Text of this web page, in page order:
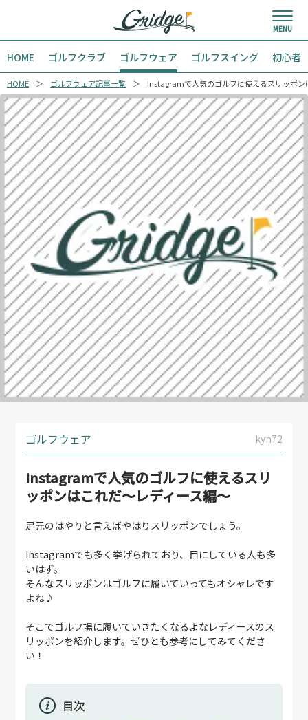
HOME ゴルフクラブ ゴルフウェア ゴルフスイング 初心者
HOME ゴルフウェア記事一覧 Instagramで人気のゴルフに使えるスリッポン
ゴルフウェア kyn72
Instagramで人気のゴルフに使えるスリ
ッポンはこれだ～レディース編～
足元のはやりと言えばやはりスリッポンでしょう。
Instagramでも多く挙げられており、目にしている人も多
いはず。
そんなスリッポンはゴルフに履いていってもオシャレです
よね♪
そこでゴルフ場に履いていきたくなるよなレディースのス
リッポンを紹介します。ぜひとも参考にしてみてくださ
い！
目次